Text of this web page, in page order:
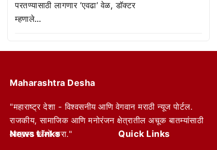
परतण्यासाठी लागणार ‘एवढा’ वेळ, डॉक्टर
म्हणाले…
Maharashtra Desha
"महाराष्ट्र देशा - विश्वसनीय आणि वेगवान मराठी न्यूज पोर्टल.
राजकीय, सामाजिक आणि मनोरंजन क्षेत्रातील अचूक बातम्यांसाठी
आम्हाला फॉलो करा."
News Links Quick Links